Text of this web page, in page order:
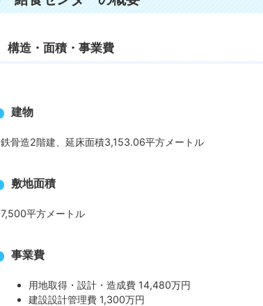
構造・面積・事業費
建物
鉄骨造2階建、延床面積3,153.06平方メートル
敷地面積
7,500平方メートル
事業費
用地取得・設計・造成費 14,480万円
建設設計管理費 1,300万円